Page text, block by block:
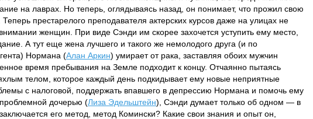
на лаврах. Но теперь, оглядываясь назад, он понимает, что прожил свою
Теперь престарелого преподавателя актерских курсов даже на улицах не
женщин. При виде Сэнди им скорее захочется уступить ему место,
А тут еще жена лучшего и такого же немолодого друга (и по
Нормана (Алан Аркин) умирает от рака, заставляя обоих мужчин
время пребывания на Земле подходит к концу. Отчаянно пытаясь
телом, которое каждый день подкидывает ему новые неприятные
с налоговой, поддержать впавшего в депрессию Нормана и помочь ему
дочерью (Лиза Эдельштейн), Сэнди думает только об одном — в
его метод, метод Комински? Какие свои знания и опыт он,